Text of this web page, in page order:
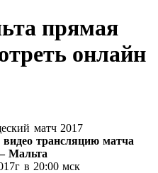
прямая
онлайн
матч 2017
трансляцию матча
Мальта
в 20:00 мск